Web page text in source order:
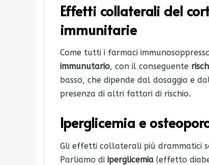
Effetti collaterali del
immunitarie
Come tutti i farmaci
immunutario, con il conseguente
basso, che dipende dal dosaggio e
presenza di altri fattori di rischio.
Iperglicemia e
Gli effetti collaterali più drammatici
Parliamo di iperglicemia (effetto